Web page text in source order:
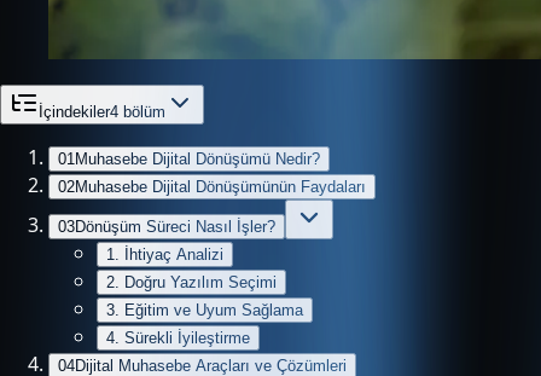
İçindekiler4 bölüm
01 Muhasebe Dijital Dönüşümü Nedir?
02Muhasebe Dijital Dönüşümünün Faydaları
03Dönüşüm Süreci Nasıl İşler?
1. İhtiyaç Analizi
2. Doğru Yazılım Seçimi
3. Eğitim ve Uyum Sağlama
4. Sürekli İyileştirme
04Dijital Muhasebe Araçları ve Çözümleri